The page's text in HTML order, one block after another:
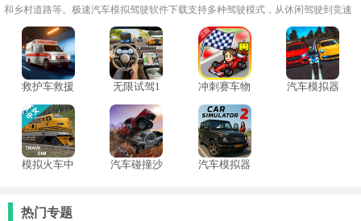
和乡村道路等。极速汽车模拟驾驶软件下载支持多种驾驶模式，从休闲驾驶到竞速
挑战都能满足不同需求。玩家可以根据喜好改装车辆，调整外观和性能，打造专属
爱车！
救护车救援
无限试驾1
冲刺赛车物
汽车模拟器
模拟火车中
汽车碰撞沙
汽车模拟器
热门专题